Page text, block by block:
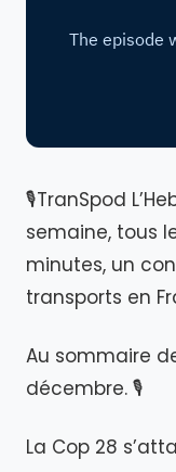
🎙TranSpod
semaine, tous
minutes, un
transports en
Au sommaire
décembre. 🎙
La Cop 28